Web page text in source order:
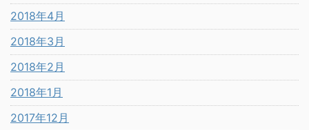
2018年4月
2018年3月
2018年2月
2018年1月
2017年12月